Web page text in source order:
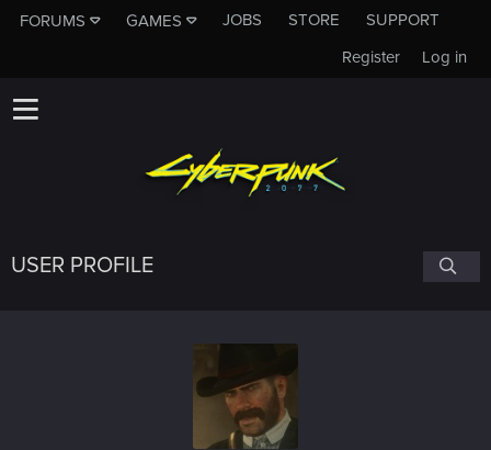
FORUMS GAMES JOBS STORE
SUPPORT
Log in
Register
USER PROFILE